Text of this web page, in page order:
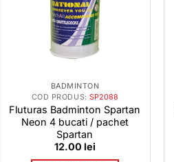
BADMINTON
COD PRODUS:SP2088
Fluturas Badminton Spartan
Neon 4 bucati / pachet
Spartan
12.00 lei